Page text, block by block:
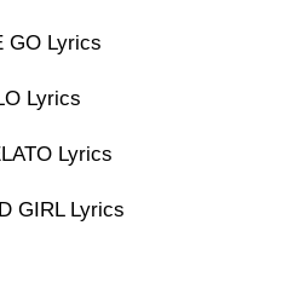
GO Lyrics
Lyrics
Lyrics
GIRL Lyrics